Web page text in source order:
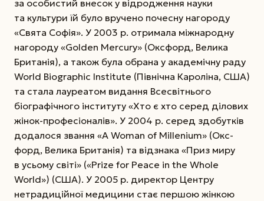
за особистий внесок у відродження науки
та культури їй було вручено почесну нагороду
«Свята Софія». У 2003 р. отримала міжнародну
нагороду «Golden Mercury» (Оксфорд, Велика
Британія), а також була обрана у академічну раду
World Biographic Institute (Північна Кароліна, США)
та стала лауреатом видання Всесвітнього
біографічного інституту «Хто є хто серед ділових
жінок-професіоналів». У 2004 р. серед здобутків
додалося звання «A Woman of Millenium» (Окс­
форд, Велика Британія) та відзнака «Приз миру
в усьому світі» («Prize for Peace in the Whole
World») (США). У 2005 р. директор Центру
нетрадиційної медицини стає першою жінкою